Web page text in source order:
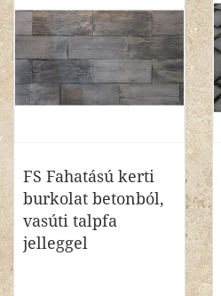
FS Fahatású kerti
burkolat betonból,
vasúti talpfa
jelleggel